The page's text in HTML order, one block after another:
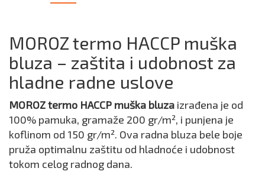
MOROZ termo HACCP muška
bluza – zaštita i udobnost za
hladne radne uslove
MOROZ termo HACCP muška bluza izrađena je od
100% pamuka, gramaže 200 gr/m², i punjena je
koflinom od 150 gr/m². Ova radna bluza bele boje
pruža optimalnu zaštitu od hladnoće i udobnost
tokom celog radnog dana.